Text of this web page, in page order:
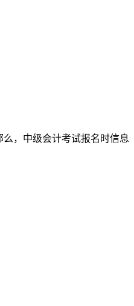
，中级会计考试报名时信息